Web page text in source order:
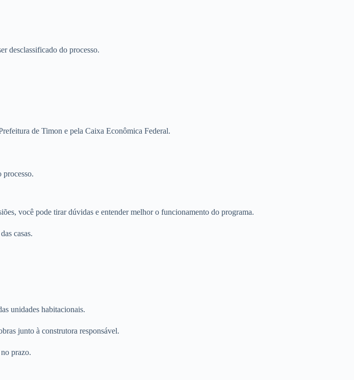
desclassificado do processo.
de Timon e pela Caixa Econômica Federal.
processo.
você pode tirar dúvidas e entender melhor o funcionamento do programa.
casas.
unidades habitacionais.
junto à construtora responsável.
prazo.